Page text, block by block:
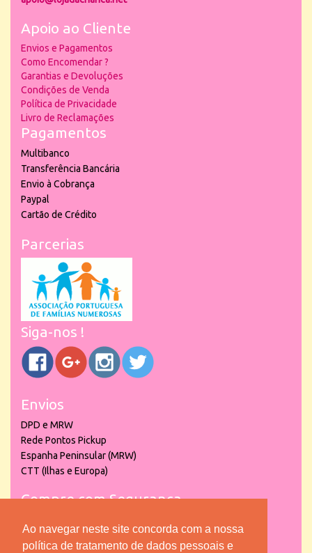
Ao navegar neste site concorda com a nossa
política de tratamento de dados pessoais e
Apoio ao Cliente
Envios e Pagamentos
Como Encomendar ?
Garantias e Devoluções
Condições de Venda
Política de Privacidade
Livro de Reclamações
Pagamentos
Multibanco
Transferência Bancária
Envio à Cobrança
Paypal
Cartão de Crédito
Parcerias
Siga-nos !
Envios
DPD e MRW
Rede Pontos Pickup
Espanha Peninsular (MRW)
CTT (Ilhas e Europa)
Compre com Segurança